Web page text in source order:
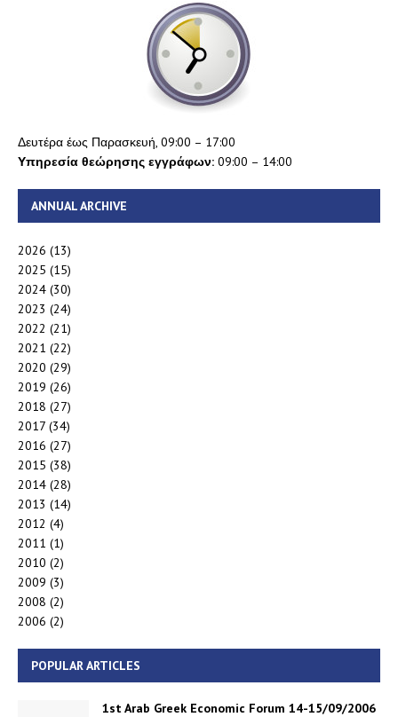
Δευτέρα έως Παρασκευή, 09:00 – 17:00
Υπηρεσία θεώρησης εγγράφων: 09:00 – 14:00
ANNUAL ARCHIVE
2026 (13)
2025 (15)
2024 (30)
2023 (24)
2022 (21)
2021 (22)
2020 (29)
2019 (26)
2018 (27)
2017 (34)
2016 (27)
2015 (38)
2014 (28)
2013 (14)
2012 (4)
2011 (1)
2010 (2)
2009 (3)
2008 (2)
2006 (2)
POPULAR ARTICLES
1st Arab Greek Economic Forum 14-15/09/2006